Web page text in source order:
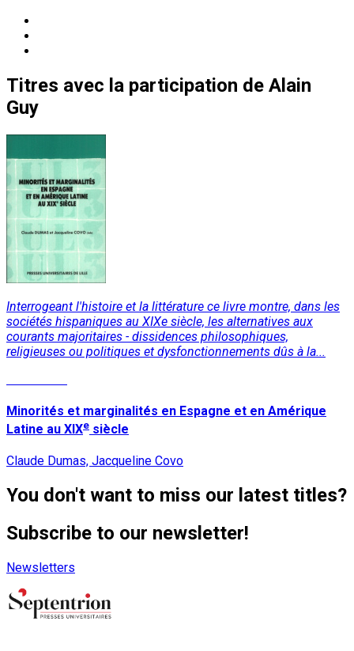
Titres avec la participation de Alain
Guy
Interrogeant l'histoire et la littérature ce livre montre, dans les
sociétés hispaniques au XIXe siècle, les alternatives aux
courants majoritaires - dissidences philosophiques,
religieuses ou politiques et dysfonctionnements dûs à la...
Minorités et marginalités en Espagne et en Amérique
Latine au XIXe siècle
Claude Dumas, Jacqueline Covo
You don't want to miss our latest titles?
Subscribe to our newsletter!
Newsletters